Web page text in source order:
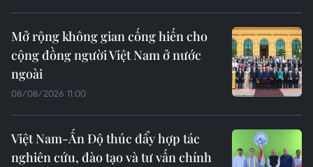
Mở rộng không gian cống hiến cho
cộng đồng người Việt Nam ở nước
ngoài
08/08/2026 11:00
Việt Nam-Ấn Độ thúc đẩy hợp tác
nghiên cứu, đào tạo và tư vấn chính